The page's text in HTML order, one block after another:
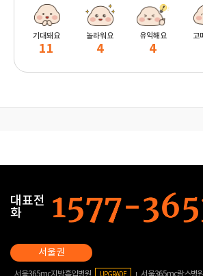
기대돼요
11
놀라워요
4
유익해요
4
고
대표전
화
서울365mc지방흡입병원 서울365mc람스병원